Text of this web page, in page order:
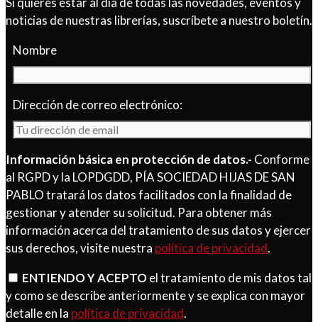
noticias de nuestras librerías, suscríbete a nuestro boletín.
Nombre
Dirección de correo electrónico:
Información básica en protección de datos.- Conforme
al RGPD y la LOPDGDD, PÍA SOCIEDAD HIJAS DE SAN
PABLO tratará los datos facilitados con la finalidad de
gestionar y atender su solicitud. Para obtener más
información acerca del tratamiento de sus datos y ejercer
sus derechos, visite nuestra política de privacidad.
ENTIENDO Y ACEPTOel tratamiento de mis datos tal
y como se describe anteriormente y se explica con mayor
detalle en la política de privacidad.